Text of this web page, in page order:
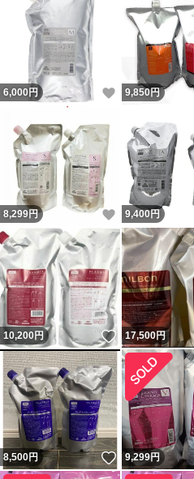
6,000 円 いいね！
9,850円
8,299円 いいね！
9,400円
10,200円 いいね！
17,500円
8,500円 いいね！
9,299円